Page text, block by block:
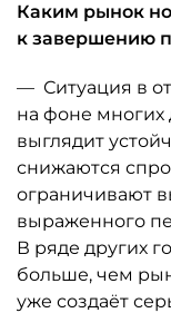
Каким рынок
к завершению
— Ситуация в
на фоне многих
выглядит
снижаются
ограничивают
выраженного
В ряде других
больше, чем
уже создаёт